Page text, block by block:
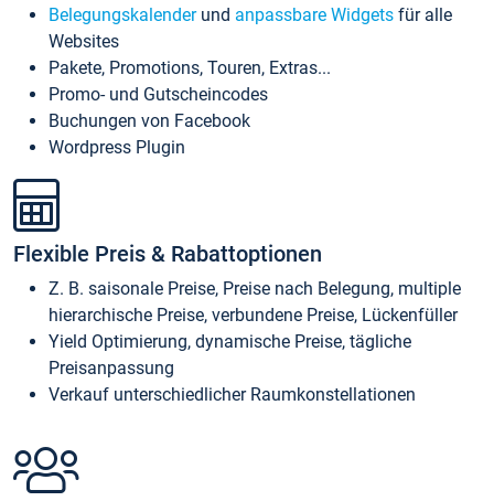
Belegungskalenderund anpassbare Widgets für alle
Websites
Pakete, Promotions, Touren, Extras...
Promo- und Gutscheincodes
Buchungen von Facebook
Wordpress Plugin
Flexible Preis & Rabattoptionen
Z. B. saisonale Preise, Preise nach Belegung, multiple
hierarchische Preise, verbundene Preise, Lückenfüller
Yield Optimierung, dynamische Preise, tägliche
Preisanpassung
Verkauf unterschiedlicher Raumkonstellationen